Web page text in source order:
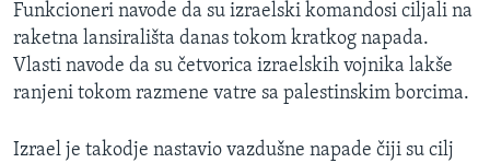
Funkcioneri navode da su izraelski komandosi ciljali na
raketna lansirališta danas tokom kratkog napada.
Vlasti navode da su četvorica izraelskih vojnika lakše
ranjeni tokom razmene vatre sa palestinskim borcima.
Izrael je takodje nastavio vazdušne napade čiji su cilj